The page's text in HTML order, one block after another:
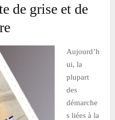
de grise et de
Aujourd’h
ui, la
plupart
des
démarche
s liées à la